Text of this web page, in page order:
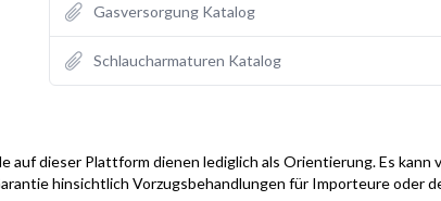
Gasversorgung Katalog
Schlaucharmaturen Katalog
auf dieser Plattform dienen lediglich als Orientierung. Es
hinsichtlich Vorzugsbehandlungen für Importeure oder